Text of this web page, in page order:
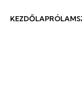
KEZDŐLAPRÓLAM